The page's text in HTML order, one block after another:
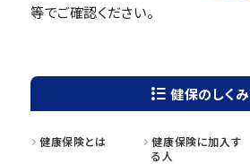
等でご確認ください。
健保のしくみ
健康保険とは
健康保険に加入す
る人